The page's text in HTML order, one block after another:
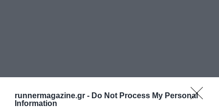
runnermagazine.gr - Do Not Process My Personal
Information